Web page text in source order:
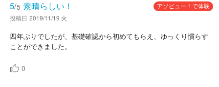
5/5 素晴らしい！
アソビュー！で体験
投稿日 2019/11/19 火
四年ぶりでしたが、基礎確認から初めてもらえ、ゆっくり慣らす
ことができました。
0